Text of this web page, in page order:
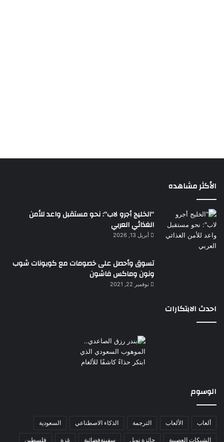
الأكثر مشاهده
“الخليج أجرو لاب”: نحو مستقبل واعد للأمن
الغذائي العربي
أبريل 13, 2026
تسوق وأحصل على خصومات مع كوبونات شوب
ونون وماكس فاشون
نوفمبر 22, 2021
احدث الابتكارات
الوسوم
ألعاب الألعاب الترجمة الذكاء الاصطناعي السعودية
الشبكات العصبية جائزة نوبل سفينةفضائية غزة فلسطين